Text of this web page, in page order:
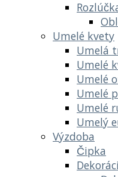
Umelé kvety
Umelá
Umelé
Umelé
Umelé
Umelé
Umelý
Výzdoba
Čipka